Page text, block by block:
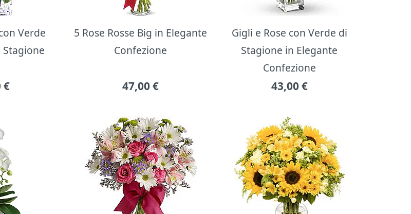
Verde
€
5 Rose Rosse Big in Elegante
Confezione
47,00 €
Gigli e Rose con Verde di
Stagione in Elegante
Confezione
43,00 €